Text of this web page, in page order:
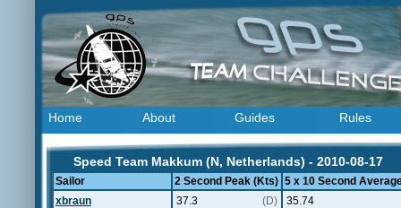
Home About Guides Rules
Speed Team Makkum (N, Netherlands) - 2010-08-17
Sailor 2 Second Peak (Kts) 5 x 10 Second
xbraun
37.3 (D)
35.74